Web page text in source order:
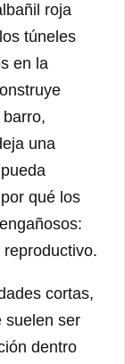
roja
túneles
en la
una
qué los
cortas,
suelen ser
dentro